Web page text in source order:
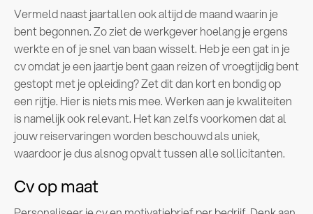
Vermeld naast jaartallen ook altijd de maand waarin je
bent begonnen. Zo ziet de werkgever hoelang je ergens
werkte en of je snel van baan wisselt. Heb je een gat in je
cv omdat je een jaartje bent gaan reizen of vroegtijdig bent
gestopt met je opleiding? Zet dit dan kort en bondig op
een rijtje. Hier is niets mis mee. Werken aan je kwaliteiten
is namelijk ook relevant. Het kan zelfs voorkomen dat al
jouw reiservaringen worden beschouwd als uniek,
waardoor je dus alsnog opvalt tussen alle sollicitanten.
Cv op maat